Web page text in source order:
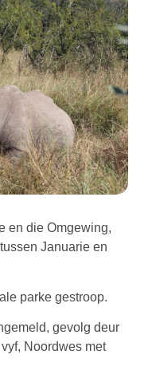
en die Omgewing,
Januarie en
parke gestroop.
gevolg deur
Noordwes met